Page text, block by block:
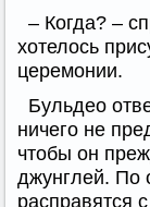
– Когда? –
хотелось
церемонии.
Бульдео
ничего не
чтобы он
джунглей. По
расправятся